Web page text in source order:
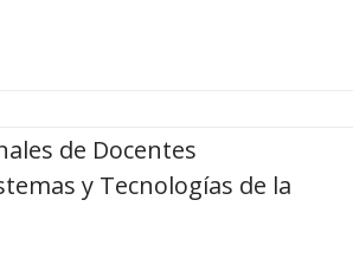
de Docentes
y Tecnologías de la